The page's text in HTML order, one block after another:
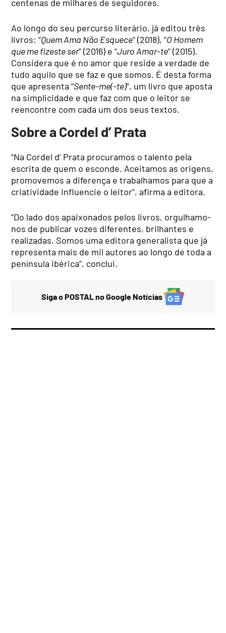
centenas de milhares de seguidores.
Ao longo do seu percurso literário, já editou três
livros: “Quem Ama Não Esquece” (2018), “O Homem
que me fizeste ser” (2016) e “Juro Amar-te” (2015).
Considera que é no amor que reside a verdade de
tudo aquilo que se faz e que somos. É desta forma
que apresenta “Sente-me(-te)“, um livro que aposta
na simplicidade e que faz com que o leitor se
reencontre com cada um dos seus textos.
Sobre a Cordel d’ Prata
“Na Cordel d’ Prata procuramos o talento pela
escrita de quem o esconde. Aceitamos as origens,
promovemos a diferença e trabalhamos para que a
criatividade influencie o leitor”, afirma a editora.
“Do lado dos apaixonados pelos livros, orgulhamo-
nos de publicar vozes diferentes, brilhantes e
realizadas. Somos uma editora generalista que já
representa mais de mil autores ao longo de toda a
península ibérica”, conclui.
Siga o POSTAL no Google Notícias